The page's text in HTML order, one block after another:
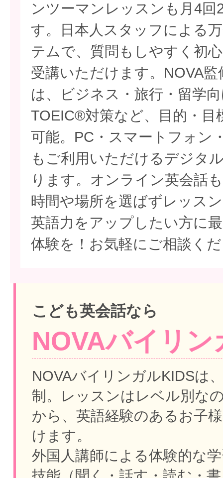
ンツーマンレッスンも月4回
す。日本人スタッフによる
テムで、質問もしやすく初
受講いただけます。NOVA
は、ビジネス・旅行・留学
TOEIC®対策など、目的・目
可能。PC・スマートフォン
もご利用いただけるデジタ
ります。オンライン英会話
時間や場所を選ばずレッス
英語力をアップしたい方に
体験を！お気軽にご相談く
こども英会話なら
NOVAバイリン
NOVAバイリンガルKIDSは
制。
レッスンはレベル別な
から、英語経験のあるお子
けます。
外国人講師による体験的な